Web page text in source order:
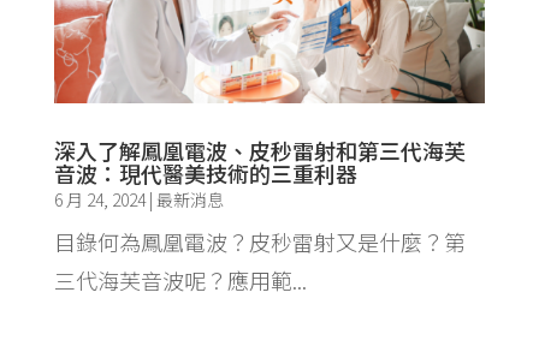
深入了解鳳凰電波、皮秒雷射和第三代海芙
音波：現代醫美技術的三重利器
6 月 24, 2024| 最新消息
目錄何為鳳凰電波？皮秒雷射又是什麼？第
三代海芙音波呢？應用範...